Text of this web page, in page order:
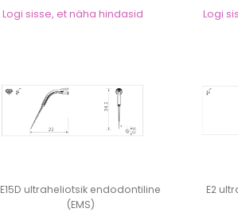
Logi sisse, et näha hindasid Logi
E15D ultraheliotsik endodontiline
(EMS)
E2